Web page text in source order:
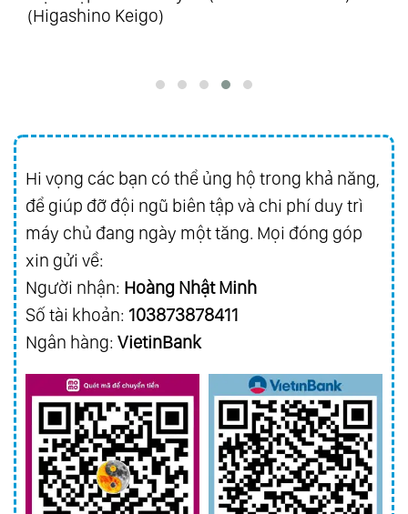
(Higashino Keigo)
Hi vọng các bạn có thể ủng hộ trong khả năng,
để giúp đỡ đội ngũ biên tập và chi phí duy trì
máy chủ đang ngày một tăng. Mọi đóng góp
xin gửi về:
Người nhận: Hoàng Nhật Minh
Số tài khoản: 103873878411
Ngân hàng: VietinBank